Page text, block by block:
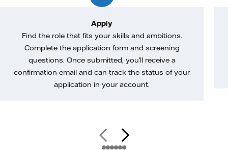
Apply
Find the role that fits your skills and ambitions.
Complete the application form and screening
questions. Once submitted, you’ll receive a
confirmation email and can track the status of your
application in your account.